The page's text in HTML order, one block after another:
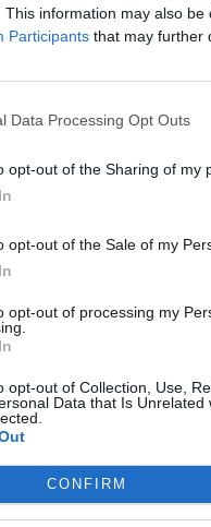
This information may also
Participants that may further
Data Processing Opt Outs
opt-out of the Sharing of my
opt-out of the Sale of my
opt-out of processing my
opt-out of Collection, Use,
Data that Is
CONFIRM
palco
Italia ha alle
si dovrà attendere
corso le
anche all'estero
programma che si
Colpi di scena